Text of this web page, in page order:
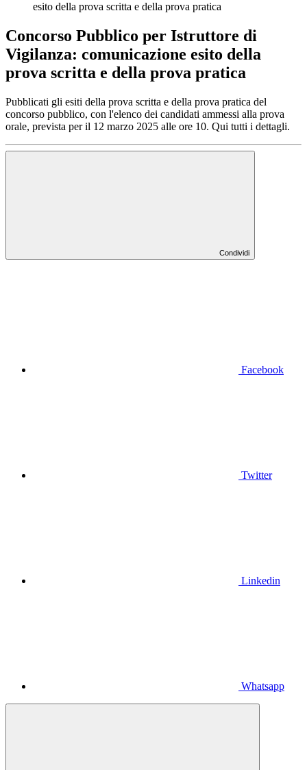
esito della prova scritta e della prova pratica
Concorso Pubblico per Istruttore di
Vigilanza: comunicazione esito della
prova scritta e della prova pratica
Pubblicati gli esiti della prova scritta e della prova pratica del
concorso pubblico, con l'elenco dei candidati ammessi alla prova
orale, prevista per il 12 marzo 2025 alle ore 10. Qui tutti i dettagli.
Condividi
Facebook
Twitter
Linkedin
Whatsapp